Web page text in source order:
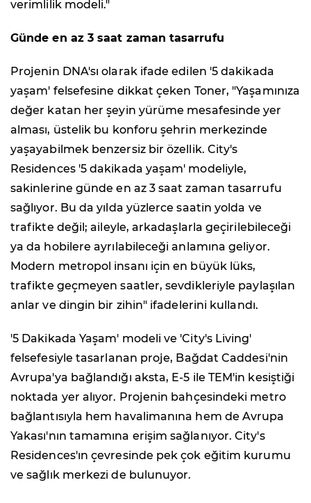
verimlilik modeli."
Günde en az 3 saat zaman tasarrufu
Projenin DNA'sı olarak ifade edilen '5 dakikada
yaşam' felsefesine dikkat çeken Toner, "Yaşamınıza
değer katan her şeyin yürüme mesafesinde yer
alması, üstelik bu konforu şehrin merkezinde
yaşayabilmek benzersiz bir özellik. City's
Residences '5 dakikada yaşam' modeliyle,
sakinlerine günde en az 3 saat zaman tasarrufu
sağlıyor. Bu da yılda yüzlerce saatin yolda ve
trafikte değil; aileyle, arkadaşlarla geçirilebileceği
ya da hobilere ayrılabileceği anlamına geliyor.
Modern metropol insanı için en büyük lüks,
trafikte geçmeyen saatler, sevdikleriyle paylaşılan
anlar ve dingin bir zihin" ifadelerini kullandı.
'5 Dakikada Yaşam' modeli ve 'City's Living'
felsefesiyle tasarlanan proje, Bağdat Caddesi'nin
Avrupa'ya bağlandığı aksta, E-5 ile TEM'in kesiştiği
noktada yer alıyor. Projenin bahçesindeki metro
bağlantısıyla hem havalimanına hem de Avrupa
Yakası'nın tamamına erişim sağlanıyor. City's
Residences'ın çevresinde pek çok eğitim kurumu
ve sağlık merkezi de bulunuyor.